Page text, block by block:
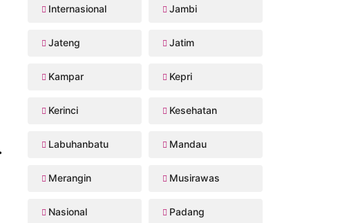
Internasional Jambi
Jateng Jatim
Kampar Kepri
Kerinci Kesehatan
Labuhanbatu Mandau
Merangin Musirawas
Nasional Padang